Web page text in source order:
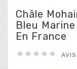
Châle
Bleu
En France
    